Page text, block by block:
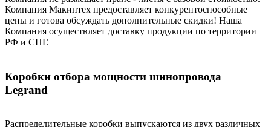
шинопровод без отключения всей системы, что обеспечивает
гибкость и возможность масштабирования. Конструкция
позволяет легко заменять или добавлять оборудование, а
также проводить обслуживание без простоев. Многие модели
оснащены индикаторами состояния, упрощающими
На нашем сайте вы найдете подробную информацию и
широкий ассортимент коробок отбора мощности Legrand,
консультация по его использованию, наши специалисты
Компания Макинтех предоставляет конкурентоспособные
цены и готова обсуждать дополнительные скидки! Наша
Компания осуществляет доставку продукции по территории
РФ и СНГ.
Коробки отбора мощности шинопровода
Legrand
Распределительные коробки выпускаются из двух различных